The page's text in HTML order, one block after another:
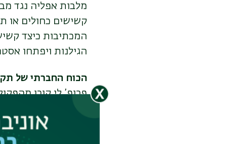
מלבות אפליה נגד
קשישים כחולים או
המכתיבות כיצד
הגילנות ויפתחו
הכוח החברתי של
פרופ’ לי קורן
מלאכותית, יחשוף